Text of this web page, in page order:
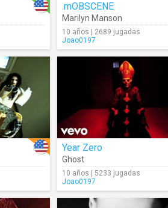
.mOBSCENE
Marilyn Manson
10 años | 2689 jugadas
Joao0197
Year Zero
Ghost
10 años | 5233 jugadas
Joao0197